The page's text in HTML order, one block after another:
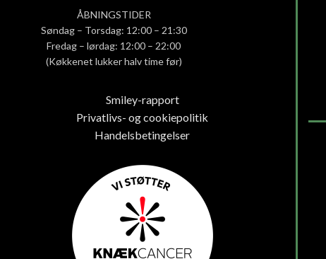
ÅBNINGSTIDER
Søndag – Torsdag: 12:00 – 21:30
Fredag – lørdag: 12:00 – 22:00
(Køkkenet lukker halv time før)
Smiley-rapport
Privatlivs- og cookiepolitik
Handelsbetingelser